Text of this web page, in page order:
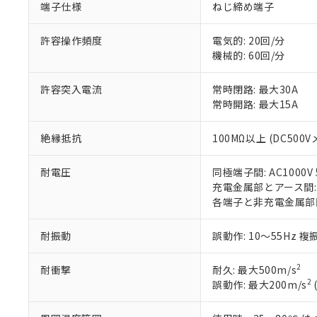
端子仕様 ねじ締め端子
許容操作頻度
電気的: 20回/分
機械的: 60回/分
許容突入電流
常時閉路: 最大30A
常時開路: 最大15A
絶縁抵抗 100MΩ以上 (DC500V
耐電圧
同極端子間:
充電金属部とアース
各端子と非充電金属
耐振動 誤動作: 10～55Hz 複
耐衝撃 耐久: 最大500m/s2
誤動作: 最大200m/s2(
当社制御機
のであり、
い。
正式な納期
当社販売員に
オムロン制
在庫状況お
す。
マイパーツ
お客様が当
が、当社の
さい。
※当社の共同
いる法人を
六価クロム(Cr(Ⅵ))
ル（DBP） 1000ppm
但し、RoHS指令で産業
フタル酸エステル類の
※2 対応予定月
部品在庫の切り替
※3 非含有証明
下記の非含有証明
EU RoHS指令（
51物質の非含有証
※本証明書は発行
また、RoHS指令
混在することから
既に当社にて対応
*中国RoHS10物質の基
Pb(鉛) :1000ppm、 Hg(
Cr(Ⅵ)(六価クロム) :
DBP(フタル酸ジブチル
※2 環境保護使用
「ｅ」：有害物質
「10」：通常の使
味します。
「－」：未確認で
ます。
当社は貴社
置等に一切
当社は、貴
また当社は
たしません。
記
号
○ 一定数以
△ 一定数に
－
在庫な
機器販売
空
白
受注生